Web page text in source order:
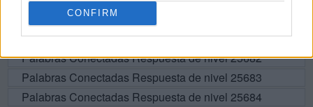
CONFIRM
Por favor seleccione los niveles:
Palabras Conectadas Respuesta de nivel 25681
Palabras Conectadas Respuesta de nivel 25682
Palabras Conectadas Respuesta de nivel 25683
Palabras Conectadas Respuesta de nivel 25684